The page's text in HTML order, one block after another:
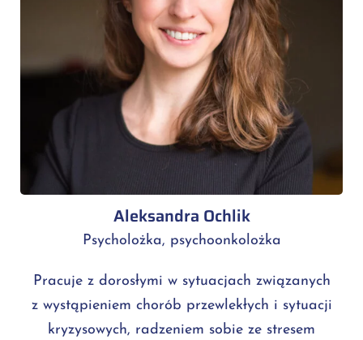
Aleksandra Ochlik
Psycholożka, psychoonkolożka
Pracuje z dorosłymi w sytuacjach związanych
z wystąpieniem chorób przewlekłych i sytuacji
kryzysowych, radzeniem sobie ze stresem